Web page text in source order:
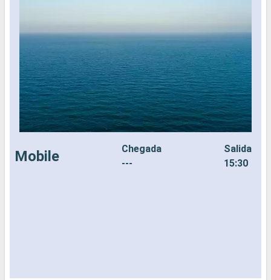
Mobile
Chegada
---
Salida
15:30